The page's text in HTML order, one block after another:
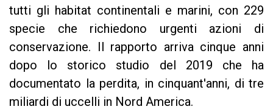
tutti gli habitat continentali e marini, con 229
specie che richiedono urgenti azioni di
conservazione. Il rapporto arriva cinque anni
dopo lo storico studio del 2019 che ha
documentato la perdita, in cinquant'anni, di tre
miliardi di uccelli in Nord America.